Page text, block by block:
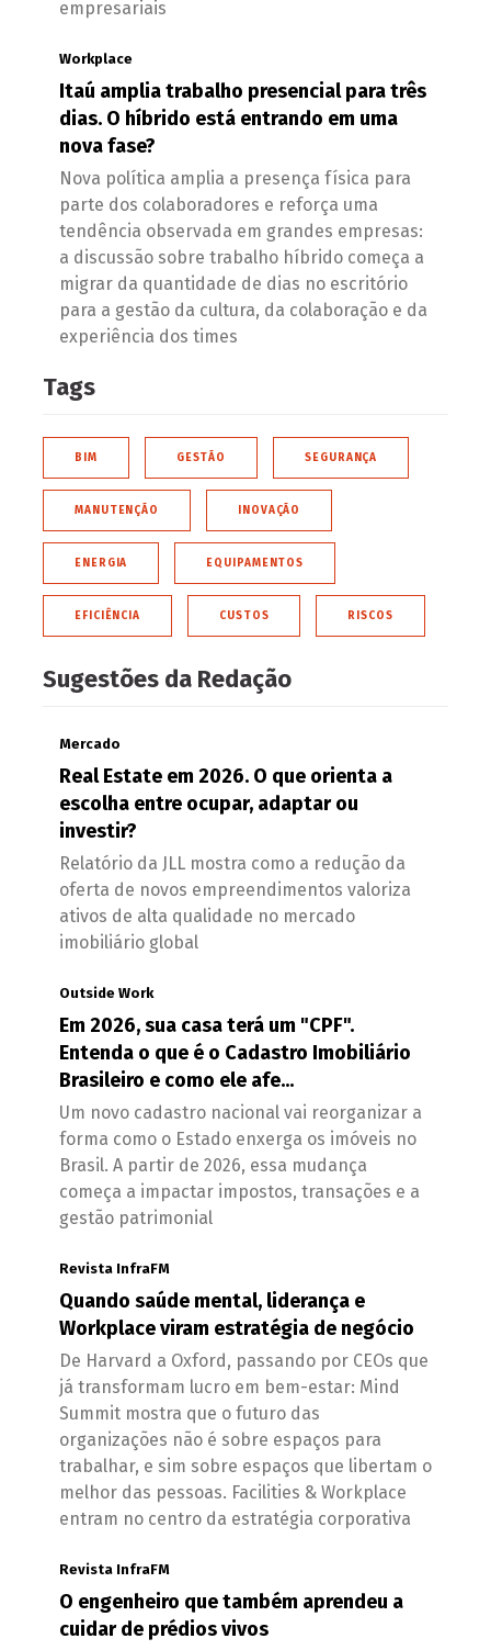
empresariais
Workplace
Itaú amplia trabalho presencial para três
dias. O híbrido está entrando em uma
nova fase?
Nova política amplia a presença física para
parte dos colaboradores e reforça uma
tendência observada em grandes empresas:
a discussão sobre trabalho híbrido começa a
migrar da quantidade de dias no escritório
para a gestão da cultura, da colaboração e da
experiência dos times
Tags
BIM GESTÃO SEGURANÇA
MANUTENÇÃO INOVAÇÃO
ENERGIA EQUIPAMENTOS
EFICIÊNCIA CUSTOS RISCOS
Sugestões da Redação
Mercado
Real Estate em 2026. O que orienta a
escolha entre ocupar, adaptar ou
investir?
Relatório da JLL mostra como a redução da
oferta de novos empreendimentos valoriza
ativos de alta qualidade no mercado
imobiliário global
Outside Work
Em 2026, sua casa terá um "CPF".
Entenda o que é o Cadastro Imobiliário
Brasileiro e como ele afe...
Um novo cadastro nacional vai reorganizar a
forma como o Estado enxerga os imóveis no
Brasil. A partir de 2026, essa mudança
começa a impactar impostos, transações e a
gestão patrimonial
Revista InfraFM
Quando saúde mental, liderança e
Workplace viram estratégia de negócio
De Harvard a Oxford, passando por CEOs que
já transformam lucro em bem-estar: Mind
Summit mostra que o futuro das
organizações não é sobre espaços para
trabalhar, e sim sobre espaços que libertam o
melhor das pessoas. Facilities & Workplace
entram no centro da estratégia corporativa
Revista InfraFM
O engenheiro que também aprendeu a
cuidar de prédios vivos